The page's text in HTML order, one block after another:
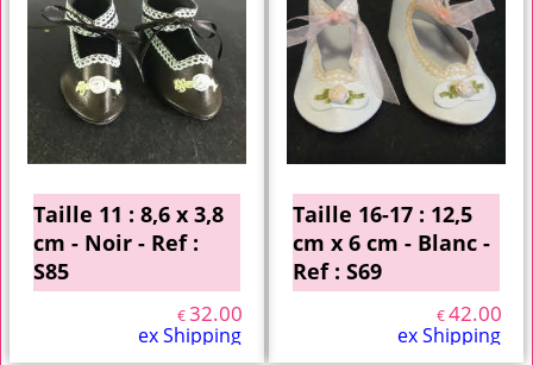
Taille 11 : 8,6 x 3,8
cm - Noir - Ref :
S85
€32.00
ex Shipping
Taille 16-17 : 12,5
cm x 6 cm - Blanc -
Ref : S69
€42.00
ex Shipping